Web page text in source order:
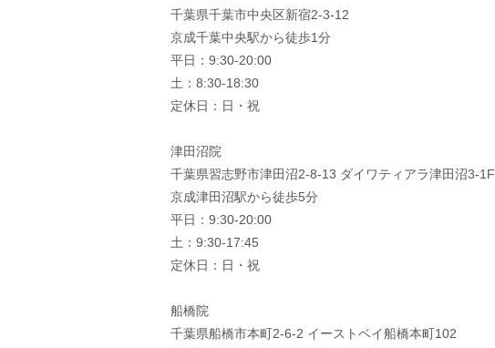
千葉県千葉市中央区新宿2-3-12
京成千葉中央駅から徒歩1分
平日：9:30-20:00
土：8:30-18:30
定休日：日・祝
津田沼院
千葉県習志野市津田沼2-8-13 ダイワティアラ津田沼3-1F
京成津田沼駅から徒歩5分
平日：9:30-20:00
土：9:30-17:45
定休日：日・祝
船橋院
千葉県船橋市本町2-6-2 イーストベイ船橋本町102